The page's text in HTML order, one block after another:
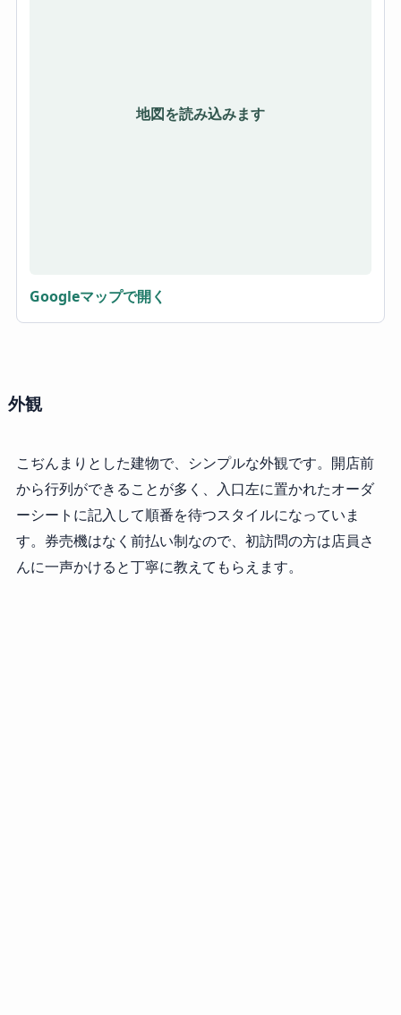
地図を読み込みます
Googleマップで開く
外観
こぢんまりとした建物で、シンプルな外観です。開店前
から行列ができることが多く、入口左に置かれたオーダ
ーシートに記入して順番を待つスタイルになっていま
す。券売機はなく前払い制なので、初訪問の方は店員さ
んに一声かけると丁寧に教えてもらえます。